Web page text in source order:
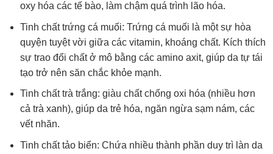
oxy hóa các tế bào, làm chậm quá trình lão hóa.
Tinh chất trứng cá muối: Trứng cá muối là một sự hòa
quyện tuyệt vời giữa các vitamin, khoáng chất. Kích thích
sự trao đổi chất ở mô bằng các amino axit, giúp da tự tái
tạo trở nên săn chắc khỏe mạnh.
Tinh chất trà trắng: giàu chất chống oxi hóa (nhiều hơn
cả trà xanh), giúp da trẻ hóa, ngăn ngừa sạm nám, các
vết nhăn.
Tinh chất tảo biển: Chứa nhiều thành phần duy trì làn da